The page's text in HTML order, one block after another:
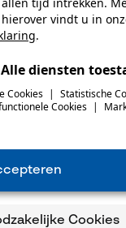
half
74
stuks
Oregon
geschikt
vindt u in
.
Alle diensten
Cookies | Statistische
Cookies |
Cookies
fout opgetreden.
te proberen.